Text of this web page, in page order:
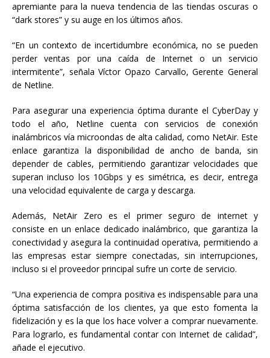
apremiante para la nueva tendencia de las tiendas oscuras o
“dark stores” y su auge en los últimos años.
“En un contexto de incertidumbre económica, no se pueden
perder ventas por una caída de Internet o un servicio
intermitente”, señala Víctor Opazo Carvallo, Gerente General
de Netline.
Para asegurar una experiencia óptima durante el CyberDay y
todo el año, Netline cuenta con servicios de conexión
inalámbricos vía microondas de alta calidad, como NetAir. Este
enlace garantiza la disponibilidad de ancho de banda, sin
depender de cables, permitiendo garantizar velocidades que
superan incluso los 10Gbps y es simétrica, es decir, entrega
una velocidad equivalente de carga y descarga.
Además, NetAir Zero es el primer seguro de internet y
consiste en un enlace dedicado inalámbrico, que garantiza la
conectividad y asegura la continuidad operativa, permitiendo a
las empresas estar siempre conectadas, sin interrupciones,
incluso si el proveedor principal sufre un corte de servicio.
“Una experiencia de compra positiva es indispensable para una
óptima satisfacción de los clientes, ya que esto fomenta la
fidelización y es la que los hace volver a comprar nuevamente.
Para lograrlo, es fundamental contar con Internet de calidad”,
añade el ejecutivo.